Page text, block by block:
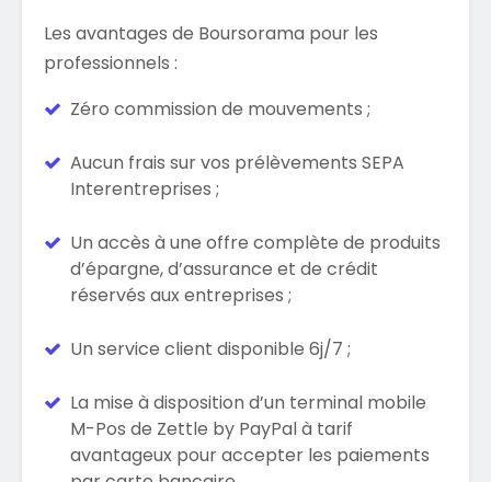
Les avantages de Boursorama pour les
professionnels :
Zéro commission de mouvements ;
Aucun frais sur vos prélèvements SEPA
Interentreprises ;
Un accès à une offre complète de produits
d’épargne, d’assurance et de crédit
réservés aux entreprises ;
Un service client disponible 6j/7 ;
La mise à disposition d’un terminal mobile
M-Pos de Zettle by PayPal à tarif
avantageux pour accepter les paiements